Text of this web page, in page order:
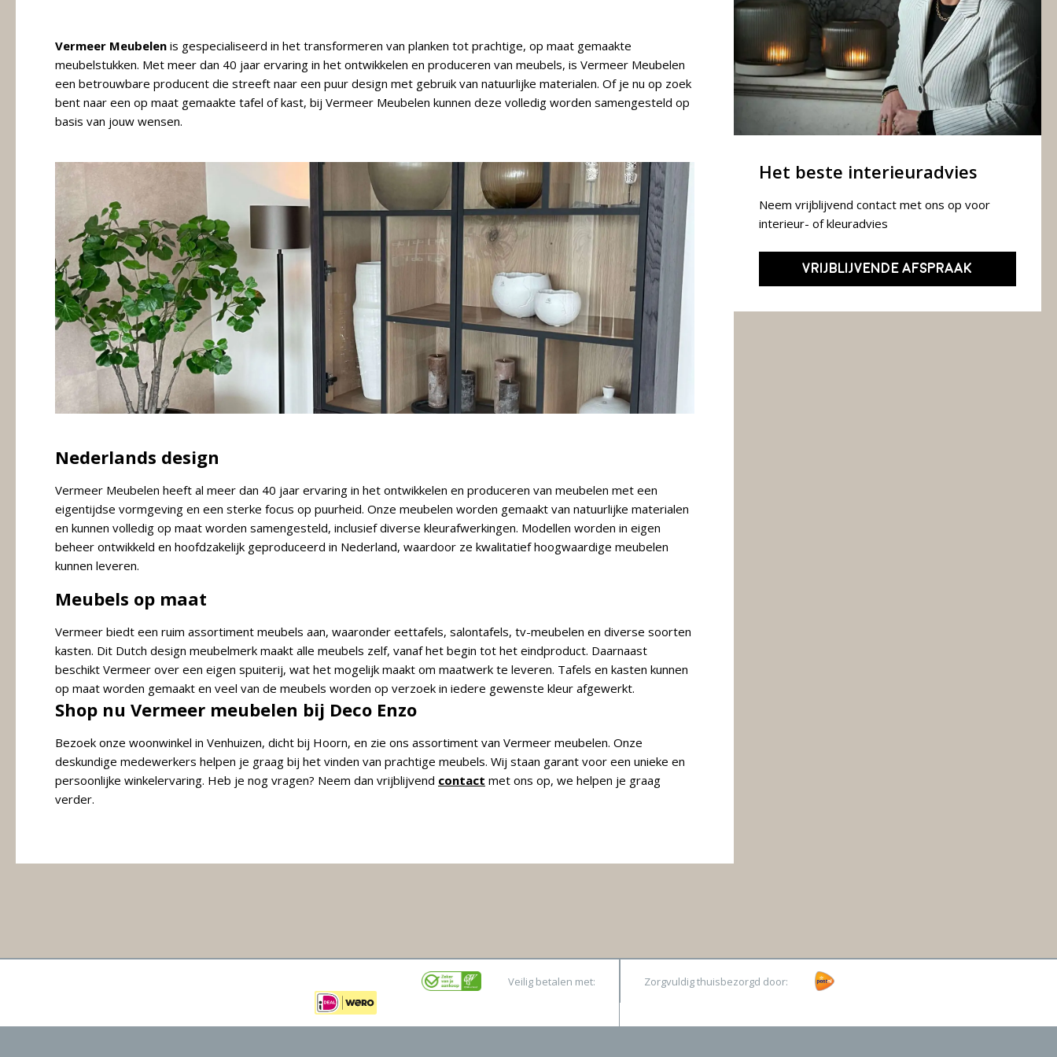
Raambekleding
Verlichting
Behang
Vermeer Meubelen is gespecialiseerd in het transformeren van planken tot prachtige, op maat gemaakte
meubelstukken. Met meer dan 40 jaar ervaring in het ontwikkelen en produceren van meubels, is Vermeer Meubelen
een betrouwbare producent die streeft naar een puur design met gebruik van natuurlijke materialen. Of je nu op zoek
bent naar een op maat gemaakte tafel of kast, bij Vermeer Meubelen kunnen deze volledig worden samengesteld op
basis van jouw wensen.
Nederlands design
Vermeer Meubelen heeft al meer dan 40 jaar ervaring in het ontwikkelen en produceren van meubelen met een
eigentijdse vormgeving en een sterke focus op puurheid. Onze meubelen worden gemaakt van natuurlijke materialen
en kunnen volledig op maat worden samengesteld, inclusief diverse kleurafwerkingen. Modellen worden in eigen
beheer ontwikkeld en hoofdzakelijk geproduceerd in Nederland, waardoor ze kwalitatief hoogwaardige meubelen
kunnen leveren.
Meubels op maat
Vermeer biedt een ruim assortiment meubels aan, waaronder eettafels, salontafels, tv-meubelen en diverse soorten
kasten. Dit Dutch design meubelmerk maakt alle meubels zelf, vanaf het begin tot het eindproduct. Daarnaast
beschikt Vermeer over een eigen spuiterij, wat het mogelijk maakt om maatwerk te leveren. Tafels en kasten kunnen
op maat worden gemaakt en veel van de meubels worden op verzoek in iedere gewenste kleur afgewerkt.
Shop nu Vermeer meubelen bij Deco Enzo
Bezoek onze woonwinkel in Venhuizen, dicht bij Hoorn, en zie ons assortiment van Vermeer meubelen. Onze
deskundige medewerkers helpen je graag bij het vinden van prachtige meubels. Wij staan garant voor een unieke en
persoonlijke winkelervaring. Heb je nog vragen? Neem dan vrijblijvend contact met ons op, we helpen je graag
verder.
Het beste interieuradvies
Neem vrijblijvend contact met ons op voor
interieur- of kleuradvies
VRIJBLIJVENDE AFSPRAAK
Veilig betalen met: Zorgvuldig thuisbezorgd door: